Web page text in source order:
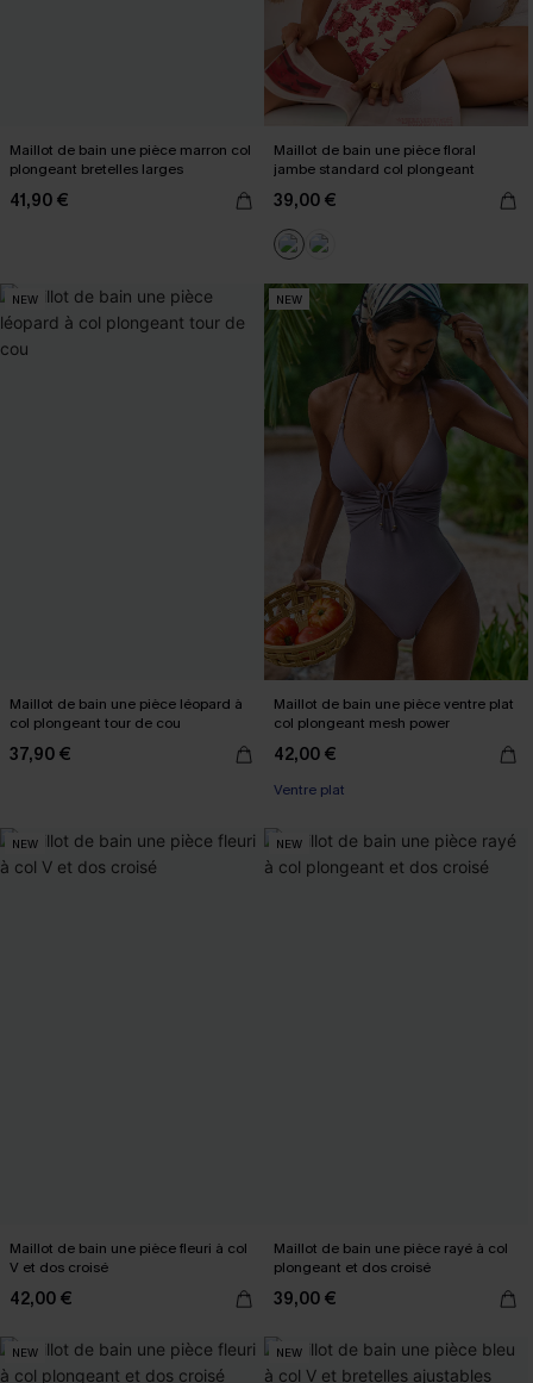
Maillot de bain une pièce marron col
plongeant bretelles larges
41,90 €
Maillot de bain une pièce floral
jambe standard col plongeant
39,00 €
NEW
Maillot de bain une pièce léopard à
col plongeant tour de cou
37,90 €
NEW
Maillot de bain une pièce ventre plat
col plongeant mesh power
42,00 €
Ventre plat
NEW
Maillot de bain une pièce fleuri à col
V et dos croisé
42,00 €
NEW
Maillot de bain une pièce rayé à col
plongeant et dos croisé
39,00 €
NEW NEW